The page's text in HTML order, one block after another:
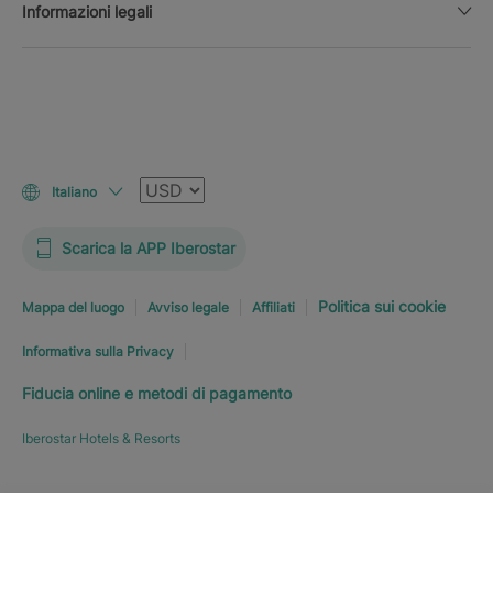
Informazioni legali
Italiano Valuta
Scarica la APP Iberostar
Mappa del luogo Avviso legale Affiliati Politica sui cookie
Informativa sulla Privacy
Fiducia online e metodi di pagamento
Iberostar Hotels & Resorts